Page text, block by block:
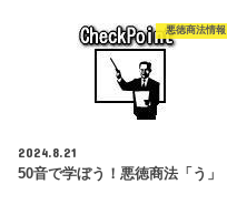
悪徳商法情報
2024.8.21
50音で学ぼう！悪徳商法「う」